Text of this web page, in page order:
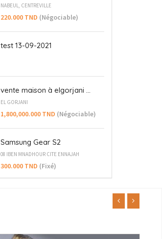
NABEUL, CENTREVILLE
220.000 TND (Négociable)
test 13-09-2021
vente maison à elgorjani ...
EL GORJANI
1,800,000.000 TND (Négociable)
Samsung Gear S2
08 IBEN MNADHOUR CITE ENNAJAH
300.000 TND (Fixé)